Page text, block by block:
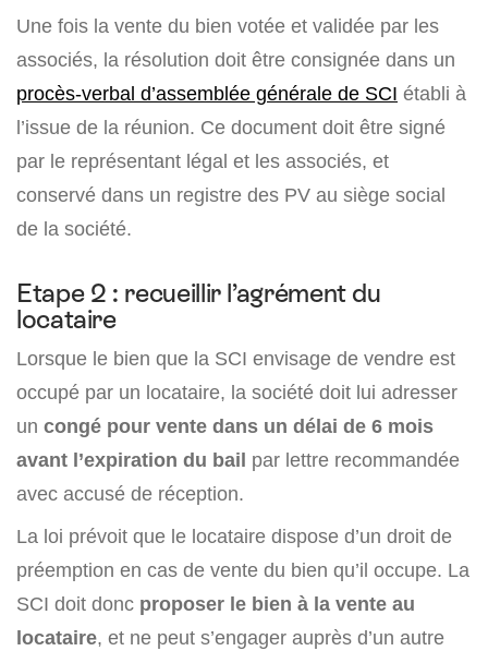
Une fois la vente du bien votée et validée par les
associés, la résolution doit être consignée dans un
procès-verbal d’assemblée générale de SCI établi à
l’issue de la réunion. Ce document doit être signé
par le représentant légal et les associés, et
conservé dans un registre des PV au siège social
de la société.
Etape 2 : recueillir l’agrément du
locataire
Lorsque le bien que la SCI envisage de vendre est
occupé par un locataire, la société doit lui adresser
un congé pour vente dans un délai de 6 mois
avant l’expiration du bail par lettre recommandée
avec accusé de réception.
La loi prévoit que le locataire dispose d’un droit de
préemption en cas de vente du bien qu’il occupe. La
SCI doit donc proposer le bien à la vente au
locataire, et ne peut s’engager auprès d’un autre